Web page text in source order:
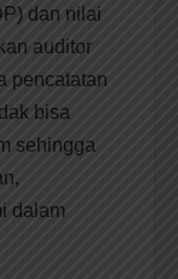
dan nilai
auditor
pencatatan
bisa
sehingga
dalam